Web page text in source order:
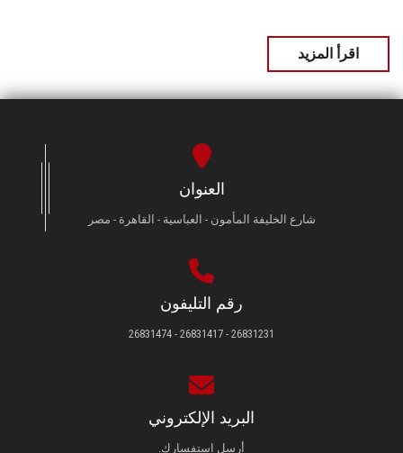
اقرأ المزيد
العنوان
شارع الخليفة المأمون - العباسية - القاهرة - مصر
رقم التليفون
26831231 - 26831417 - 26831474
البريد الإلكتروني
أرسل استفسارك.